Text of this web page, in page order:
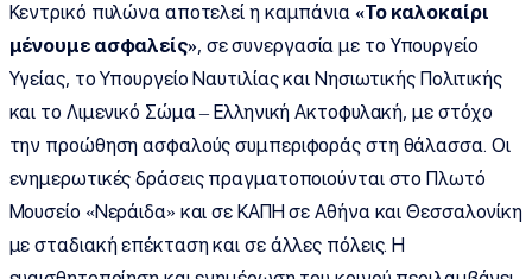
Κεντρικό πυλώνα αποτελεί η καμπάνια «Το καλοκαίρι
μένουμε ασφαλείς», σε συνεργασία με το Υπουργείο
Υγείας, το Υπουργείο Ναυτιλίας και Νησιωτικής Πολιτικής
και το Λιμενικό Σώμα – Ελληνική Ακτοφυλακή, με στόχο
την προώθηση ασφαλούς συμπεριφοράς στη θάλασσα. Οι
ενημερωτικές δράσεις πραγματοποιούνται στο Πλωτό
Μουσείο «Νεράιδα» και σε ΚΑΠΗ σε Αθήνα και Θεσσαλονίκη
με σταδιακή επέκταση και σε άλλες πόλεις. Η